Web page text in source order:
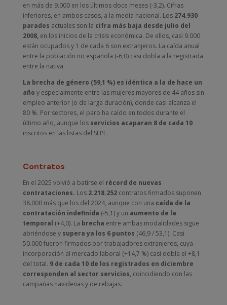
en más de 9.000 en los últimos doce meses (-3,2). Cifras
inferiores, en ambos casos, a la media nacional. Los274.930
parados actuales son la cifra más baja desde julio del
2008,en los inicios de la crisis económica. De ellos, casi 9.000
están ocupados y 1 de cada 6 son extranjeros. La caída anual
entre la población no española (-6,0) casi dobla a la registrada
entre la nativa.
La brecha de género (59,1 %) es idéntica a la de hace un
año y especialmente entre las mujeres mayores de 44 años sin
empleo anterior (o de larga duración), donde casi alcanza el
80 %. Por sectores, el paro ha caído en todos durante el
último año, aunque los servicios acaparan 8 de cada 10
inscritos en las listas del SEPE.
Contratos
En el 2025 volvió a batirse el récord de nuevas
contrataciones. Los 2.218.252contratos firmados suponen
38.000 más que los del 2024, aunque con una caída de la
contratación indefinida (-5,1) y un aumento de la
temporal (+4,0). La brecha entre ambas modalidades sigue
abriéndose y supera ya los 6 puntos (46,9 / 53,1). Casi
50.000 fueron firmados por trabajadores extranjeros, cuya
incorporación al mercado laboral (+14,7 %) casi dobla el +8,1
del total. 9 de cada 10 de los registrados en diciembre
corresponden al sector servicios,coincidiendo con las
campañas navideñas y de rebajas.